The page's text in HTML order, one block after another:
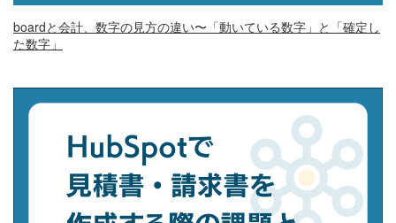
boardと会計、数字の見方の違い〜「動いている数字」と「確定し
た数字」